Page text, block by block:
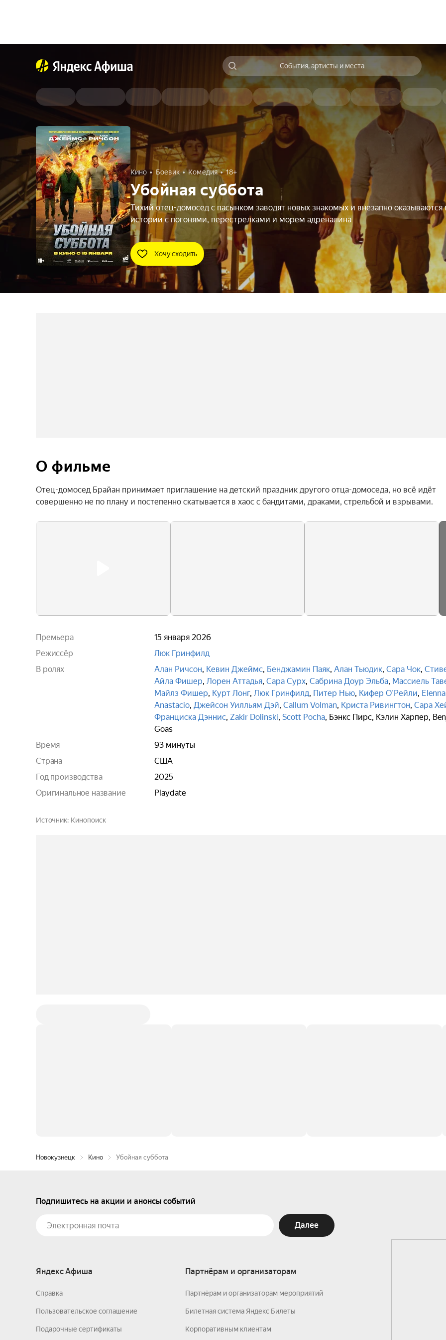
События, артисты и места
Кино Боевик Комедия 18+
Убойная суббота
Тихий отец-домосед с пасынком заводят новых знакомых и внезапно оказываются
истории с погонями, перестрелками и морем адреналина
Хочу сходить
О фильме
Отец-домосед Брайан принимает приглашение на детский праздник другого отца-домоседа, но всё идёт
совершенно не по плану и постепенно скатывается в хаос с бандитами, драками, стрельбой и взрывами.
Премьера
15 января 2026
Режиссёр
Люк Гринфилд
В ролях
Алан Ричсон, Кевин Джеймс, Бенджамин Паяк, Алан Тьюдик, Сара Чок,
Айла Фишер, Лорен Аттадья, Сара Сурх, Сабрина Доур Эльба, Массиель
Майлз Фишер, Курт Лонг, Люк Гринфилд, Питер Нью, Кифер О’Рейли, Elenna
Anastacio, Джейсон Уилльям Дэй, Callum Volman, Криста Ривингтон, Сара
Франциска Дэннис, Zakir Dolinski, Scott Pocha, Бэнкс Пирс, Кэлин Харпер,
Goas
Время
93 минуты
Страна
США
Год производства
2025
Оригинальное название
Playdate
Источник Кинопоиск
Новокузнецк Кино Убойная суббота
Подпишитесь на акции и анонсы событий
Далее
Яндекс Афиша
Справка
Пользовательское соглашение
Подарочные сертификаты
Партнёрам и организаторам
Партнёрам и организаторам мероприятий
Билетная система Яндекс Билеты
Корпоративным клиентам